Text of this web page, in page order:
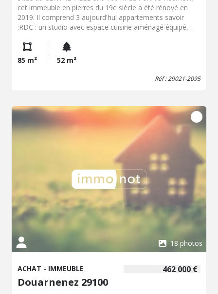
cet immeuble en pierres du 19e siècle a été rénové en
2019. Il comprend 3 aujourd'hui appartements savoir
:RDC : un studio avec espace cuisine aménagé équipé,
offrant Pièce de vie avec espace cuisine aménagé équipé,
chambre, salle d'eau avec WC. (30 m² env)Combles : un
appartement mansardé offrant Pièce de vie avec espace
cuisine aménagé équipé, chambre, salle d'eau avec WC.
chaque logement) Les informations sur les risques
auxquels ce bien est exposé sont disponibles sur le site
Géorisques : www.georisques.gouv.fr
85 m² 52 m²
Réf : 29021-2095
18 photos
462 000 €
ACHAT - IMMEUBLE
Douarnenez 29100